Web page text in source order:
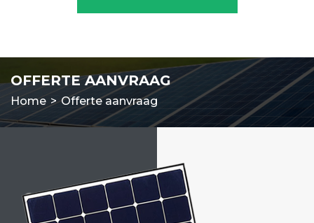
OFFERTE AANVRAAG
Home > Offerte aanvraag